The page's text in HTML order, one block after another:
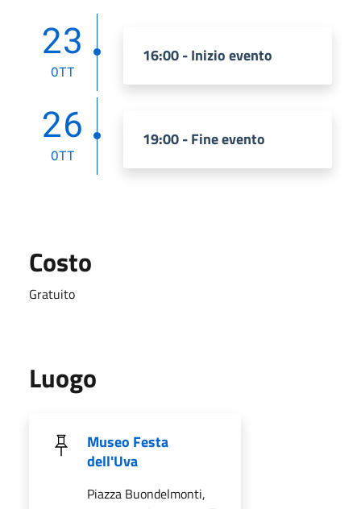
23
OTT
16:00 - Inizio evento
26
OTT
19:00 - Fine evento
Costo
Gratuito
Luogo
Museo Festa
dell'Uva
Piazza Buondelmonti,